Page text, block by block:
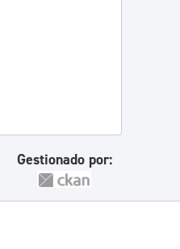
Gestionado por: